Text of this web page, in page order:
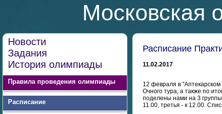
Московская
Новости
Задания
История олимпиады
Правила проведения олимпиады
Расписание
Расписание
11.02.2017
12 февраля в "Аптекарском
Очного тура, а также по
поделены нами на 3 группы
11.00, третья - к 12.00.